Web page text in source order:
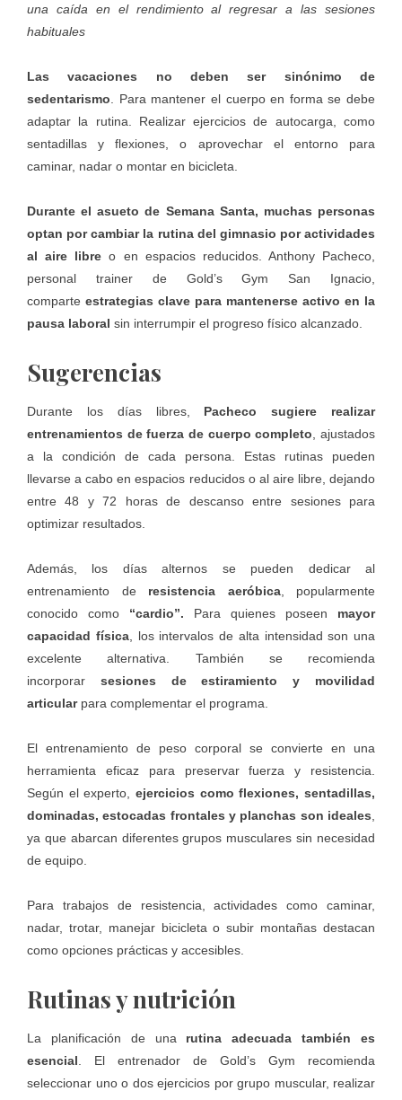
una caída en el rendimiento al regresar a las sesiones
habituales
Las vacaciones no deben ser sinónimo de
sedentarismo . Para mantener el cuerpo en forma se debe
adaptar la rutina. Realizar ejercicios de autocarga, como
sentadillas y flexiones, o aprovechar el entorno para
caminar, nadar o montar en bicicleta.
Durante el asueto de Semana Santa, muchas personas
optan por cambiar la rutina del gimnasio por actividades
al aire libre o en espacios reducidos. Anthony Pacheco,
personal trainer de Gold’s Gym San Ignacio
comparte estrategias clave para mantenerse activo en la
pausa laboral sin interrumpir el progreso físico alcanzado.
Sugerencias
Durante los días libres, Pacheco sugiere realizar
entrenamientos de fuerza de cuerpo completo , ajustados
a la condición de cada persona. Estas rutinas pueden
llevarse a cabo en espacios reducidos o al aire libre, dejando
entre 48 y 72 horas de descanso entre sesiones para
optimizar resultados.
Además, los días alternos se pueden dedicar al
entrenamiento de resistencia aeróbica, popularmente
conocido como “cardio”. Para quienes poseen mayor
capacidad física, los intervalos de alta intensidad son una
excelente alternativa. También se recomienda
incorporar sesiones de estiramiento y movilidad
articularpara complementar el programa.
El entrenamiento de peso corporal se convierte en una
herramienta eficaz para preservar fuerza y resistencia.
Según el experto, ejercicios como flexiones, sentadillas,
dominadas, estocadas frontales y planchas son ideales
ya que abarcan diferentes grupos musculares sin necesidad
de equipo.
Para trabajos de resistencia, actividades como caminar,
nadar, trotar, manejar bicicleta o subir montañas destacan
como opciones prácticas y accesibles.
Rutinas y nutrición
La planificación de una rutina adecuada también es
esencial . El entrenador de Gold’s Gym recomienda
seleccionar uno o dos ejercicios por grupo muscular, realizar